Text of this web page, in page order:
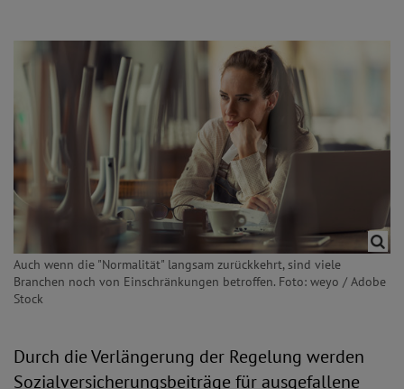
Auch wenn die "Normalität" langsam zurückkehrt, sind viele
Branchen noch von Einschränkungen betroffen. Foto: weyo / Adobe
Stock
Durch die Verlängerung der Regelung werden
Sozialversicherungsbeiträge für ausgefallene